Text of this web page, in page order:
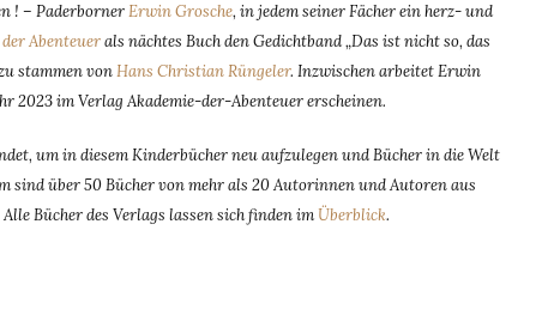
! – PaderbornerErwin Grosche, in jedem seiner Fächer ein herz- und
Abenteuerals nächtes Buch den Gedichtband „Das ist nicht so, das
stammen vonHans Christian Rüngeler. Inzwischen arbeitet Erwin
2023 im Verlag Akademie-der-Abenteuer erscheinen.
um in diesem Kinderbücher neu aufzulegen und Bücher in die Welt
sind über 50 Bücher von mehr als 20 Autorinnen und Autoren aus
Bücher des Verlags lassen sich finden imÜberblick.